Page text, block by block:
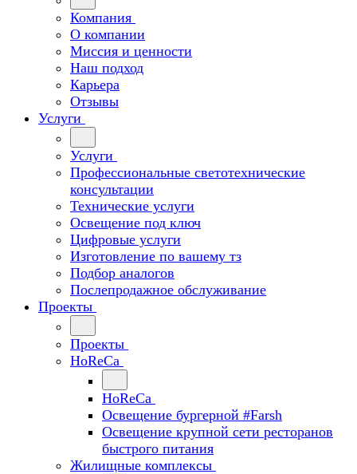
Компания
О компании
Миссия и ценности
Наш подход
Карьера
Отзывы
Услуги
Услуги
Профессиональные светотехнические
консультации
Технические услуги
Освещение под ключ
Цифровые услуги
Изготовление по вашему тз
Подбор аналогов
Послепродажное обслуживание
Проекты
Проекты
HoReCa
HoReCa
Освещение бургерной #Farsh
Освещение крупной сети ресторанов
быстрого питания
Жилищные комплексы